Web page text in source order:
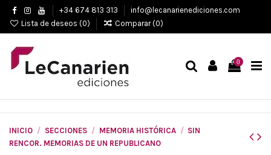
+34 674 813 313
info@lecanarienediciones.com
Lista de deseos (0) Comparar (0)
0
INICIO SECCIONES MEMORIA HISTÓRICA
SIN
RENCOR. MEMORIAS DE UN REPUBLICANO